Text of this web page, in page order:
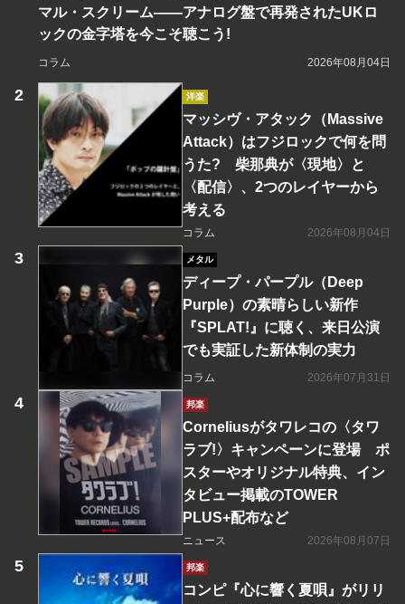
マル・スクリーム――アナログ盤で再発されたUKロ
ックの金字塔を今こそ聴こう!
コラム 2026年08月04日
洋楽
マッシヴ・アタック（Massive
Attack）はフジロックで何を問
うた? 柴那典が〈現地〉と
〈配信〉、2つのレイヤーから
考える
コラム 2026年08月04日
メタル
ディープ・パープル（Deep
Purple）の素晴らしい新作
『SPLAT!』に聴く、来日公演
でも実証した新体制の実力
コラム 2026年07月31日
邦楽
Corneliusがタワレコの〈タワ
ラブ!〉キャンペーンに登場 ポ
スターやオリジナル特典、イン
タビュー掲載のTOWER
PLUS+配布など
ニュース 2026年08月07日
邦楽
コンピ『心に響く夏唄』がリリ